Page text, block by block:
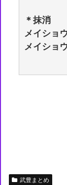
＊抹消
メイショ
メイショ
武豊まとめ